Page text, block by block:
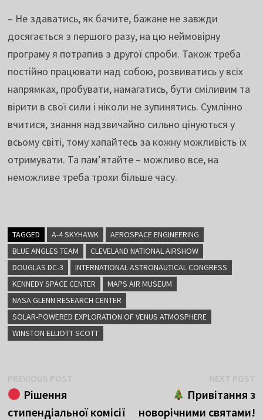
– Не здаватись, як бачите, бажане не завжди
досягається з першого разу, на цю неймовірну
програму я потрапив з другої спроби. Також треба
постійно працювати над собою, розвиватись у всіх
напрямках, пробувати, намагатись, бути сміливим та
вірити в свої сили і ніколи не зупинятись. Сумлінно
вчитися, знання надзвичайно сильно цінуються у
всьому світі, тому хапайтесь за кожну можливість їх
отримувати. Та пам’ятайте – можливо все, на
неможливе треба трохи більше часу.
TAGGED A-4 SKYHAWK
AEROSPACE ENGINEERING
BLUE ANGLES TEAM
CLEVELAND NATIONAL AIRSHOW
DOUGLAS DC-3
INTERNATIONAL ASTRONAUTICAL CONGRESS
KENNEDY SPACE CENTER
MAPS AIR MUSEUM
NASA GLENN RESEARCH CENTER
SOLAR-POWERED EXPLORATION OF VENUS ATMOSPHERE
WINSTON ELLIOTT SCOTT
записів
Рішення
стипендіальної комісії
Привітання з
новорічними святами!